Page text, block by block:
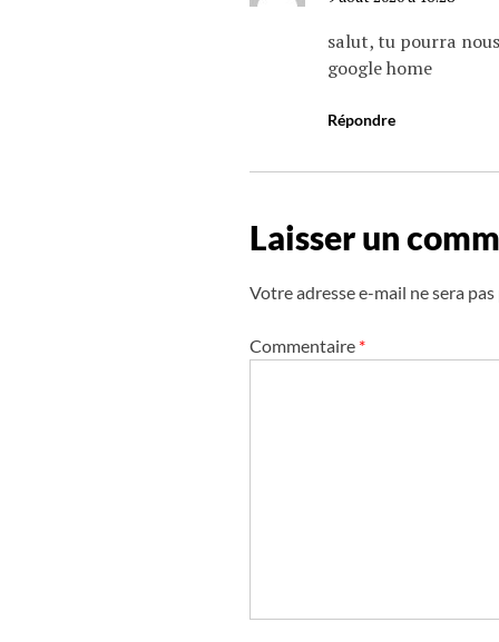
e
salut, tu pourra
google home
Répondre
Laisser un
Votre adresse e-mail ne sera
Commentaire *